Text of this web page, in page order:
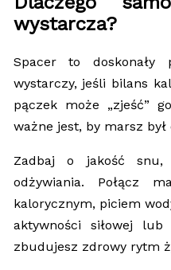
wystarcza?
Spacer to
wystarczy, jeśli bilans
pączek może „zjeść”
ważne jest, by marsz
Zadbaj o jakość
odżywiania. Połącz
kalorycznym, piciem
aktywności siłowej lub
zbudujesz zdrowy rytm